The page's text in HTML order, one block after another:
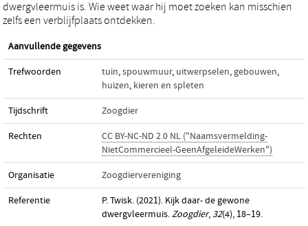
dwergvleermuis is. Wie weet waar hij moet zoeken kan misschien
zelfs een verblijfplaats ontdekken.
Aanvullende gegevens
Trefwoorden tuin,spouwmuur, uitwerpselen, gebouwen,
huizen, kieren en spleten
Tijdschrift Zoogdier
Rechten
CC BY-NC-ND 2.0 NL ("Naamsvermelding-
NietCommercieel-GeenAfgeleideWerken")
Organisatie Zoogdiervereniging
Referentie
P. Twisk. (2021). Kijk daar- de gewone
dwergvleermuis.Zoogdier, 32(4), 18–19.